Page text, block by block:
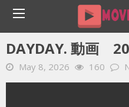
Home YOUTUBE 動画 毎日
DAYDAY. 動画
May 8, 2026 160